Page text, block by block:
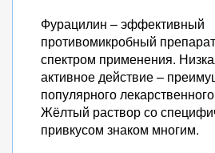
Фурацилин – эффективный
противомикробный
спектром применения.
активное действие –
популярного
Жёлтый раствор со
привкусом знаком многим.